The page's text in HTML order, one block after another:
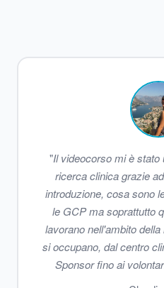
"Il videocorso mi è stato
ricerca clinica grazie
introduzione, cosa sono
le GCP ma soprattutto
lavorano nell'ambito
si occupano, dal centro
Sponsor fino ai